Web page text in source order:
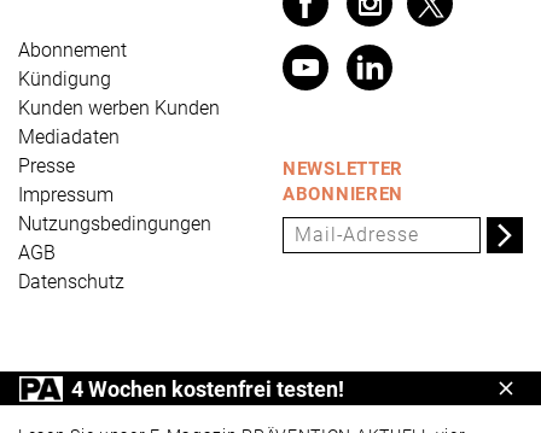
Abonnement
Kündigung
Kunden werben Kunden
Mediadaten
Presse
Impressum
Nutzungsbedingungen
AGB
Datenschutz
NEWSLETTER
ABONNIEREN
PRÄVENTION AKTUELL ist ein Produkt der Universum
Verlag GmbH, Wettinerstraße 3-5, 65189 Wiesbaden,
4 Wochen kostenfrei testen!